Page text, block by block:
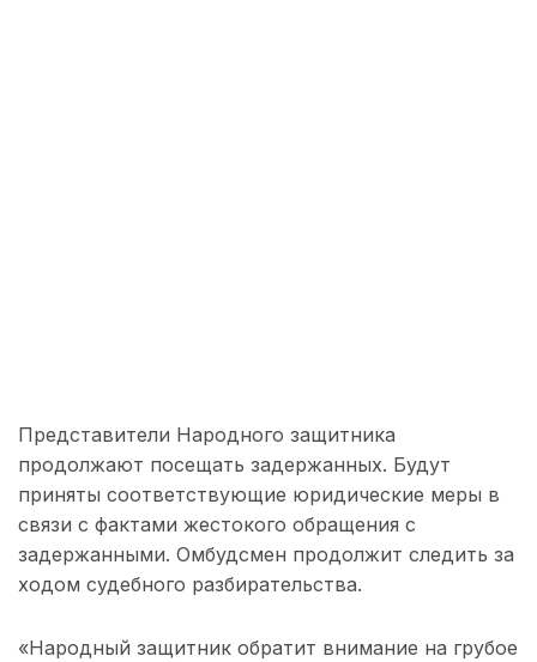
Представители Народного защитника
продолжают посещать задержанных. Будут
приняты соответствующие юридические меры в
связи с фактами жестокого обращения с
задержанными. Омбудсмен продолжит следить за
ходом судебного разбирательства.
«Народный защитник обратит внимание на грубое